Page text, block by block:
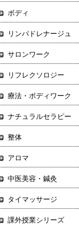
ボディ
リンパドレナージュ
サロンワーク
リフレクソロジー
療法・ボディワーク
ナチュラルセラピー
整体
アロマ
中医美容・鍼灸
タイマッサージ
課外授業シリーズ